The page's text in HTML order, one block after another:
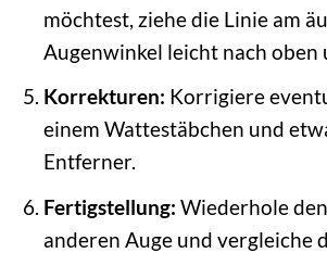
möchtest, ziehe die Linie am
Augenwinkel leicht nach oben
Korrekturen: Korrigiere
einem Wattestäbchen und
Entferner.
Fertigstellung: Wiederhole
anderen Auge und vergleiche